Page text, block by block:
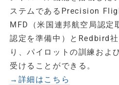
ステムであるPrecision
MFD（米国連邦航空局認定
認定を準備中）とRedbird
り、パイロットの訓練およ
受けることができる。
→詳細はこちら